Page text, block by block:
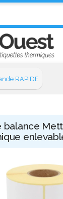
RAPIDE
balance